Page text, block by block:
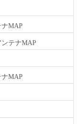
MAP
テナMAP
MAP